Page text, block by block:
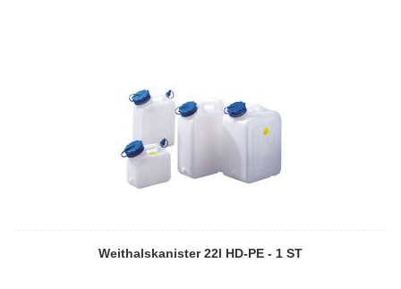
Weithalskanister 22l HD-PE - 1 ST